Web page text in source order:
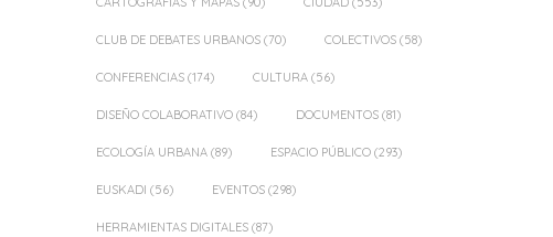
CLUB DE DEBATES URBANOS (70) COLECTIVOS (58)
CONFERENCIAS (174) CULTURA (56)
DISEÑO COLABORATIVO (84) DOCUMENTOS (81)
ECOLOGÍA URBANA (89) ESPACIO PÚBLICO (293)
EUSKADI (56) EVENTOS (298)
HERRAMIENTAS DIGITALES (87)